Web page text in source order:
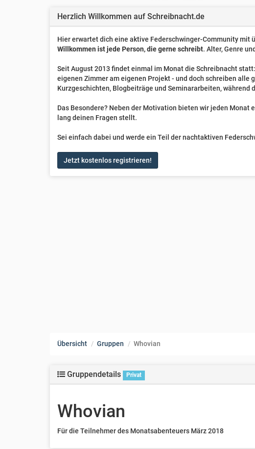
Herzlich Willkommen auf Schreibnacht.de
Hier erwartet dich eine aktive Federschwinger-Community mit
Willkommen ist jede Person, die gerne schreibt. Alter, Genre
Seit August 2013 findet einmal im Monat die Schreibnacht
eigenen Zimmer am eigenen Projekt - und doch schreiben
Kurzgeschichten, Blogbeiträge und Seminararbeiten,
Das Besondere? Neben der Motivation bieten wir jeden Monat
lang deinen Fragen stellt.
Sei einfach dabei und werde ein Teil der nachtaktiven
Jetzt kostenlos registrieren!
Übersicht Gruppen Whovian
Gruppendetails Privat
Whovian
Für die Teilnehmer des Monatsabenteuers März 2018